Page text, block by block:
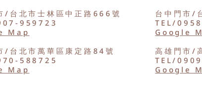
/台北市士林區中正路666號
959723
Map
/台北市萬華區康定路84號
588725
Map
台中門市/
TEL/
Google
高雄門市/
TEL/
Google